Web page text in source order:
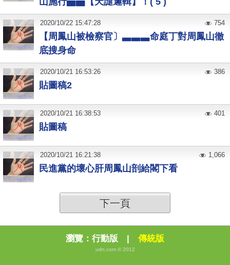
【周鳳山被檢察官〕▃▃▃命庭丁對周鳳山徹
底搜身命
2020/10/22 15:47:28 754
貼圖稿2
2020/10/21 16:53:26 386
貼圖稿
2020/10/21 16:38:53 401
民進黨的壞心肝周鳳山剖給閣下看
2020/10/21 16:21:38 1,066
下一頁
瀏覽： 行動版 | 傳統版
udn.com © 2012